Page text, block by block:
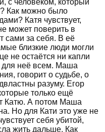
Как можно было
Катя чувствует,
может поверить в
сами за себя. В её
близкие люди могли
не остаётся ни капли
для неё всем. Маша
говорит о судьбе, о
разуму. Егор
только ещё
Катю. А потом Маша
Но для Кати это уже не
себя убитой,
жить дальше. Как